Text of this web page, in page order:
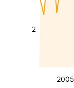
2005
2